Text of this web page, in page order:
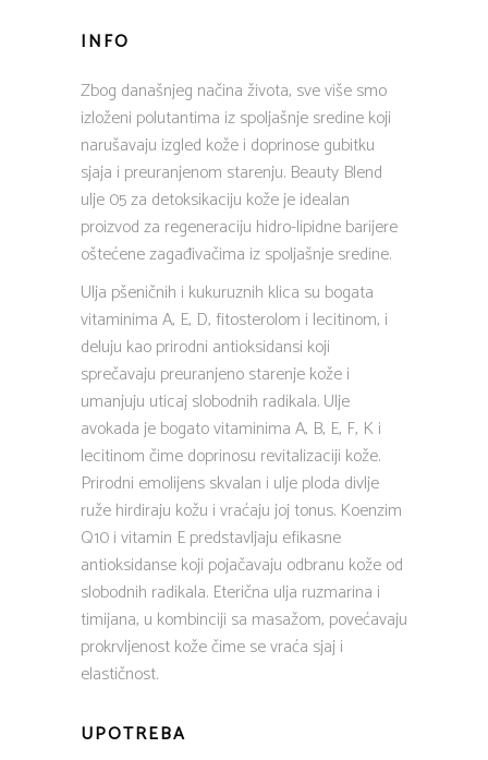
INFO
Zbog današnjeg načina života, sve više smo
izloženi polutantima iz spoljašnje sredine koji
narušavaju izgled kože i doprinose gubitku
sjaja i preuranjenom starenju. Beauty Blend
ulje 05 za detoksikaciju kože je idealan
proizvod za regeneraciju hidro-lipidne barijere
oštećene zagađivačima iz spoljašnje sredine.
Ulja pšeničnih i kukuruznih klica su bogata
vitaminima A, E, D, fitosterolom i lecitinom, i
deluju kao prirodni antioksidansi koji
sprečavaju preuranjeno starenje kože i
umanjuju uticaj slobodnih radikala. Ulje
avokada je bogato vitaminima A, B, E, F, K i
lecitinom čime doprinosu revitalizaciji kože.
Prirodni emolijens skvalan i ulje ploda divlje
ruže hirdiraju kožu i vraćaju joj tonus. Koenzim
Q10 i vitamin E predstavljaju efikasne
antioksidanse koji pojačavaju odbranu kože od
slobodnih radikala. Eterična ulja ruzmarina i
timijana, u kombinciji sa masažom, povećavaju
prokrvljenost kože čime se vraća sjaj i
elastičnost.
UPOTREBA